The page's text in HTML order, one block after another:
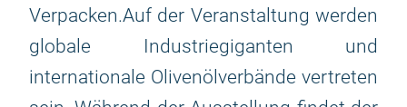
Verpacken.Auf der Veranstaltung werden
globale Industriegiganten und
internationale Olivenölverbände vertreten